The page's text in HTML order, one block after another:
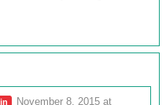
November 8, 2015 at